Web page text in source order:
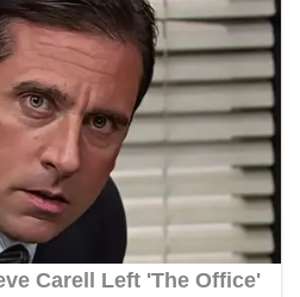
keamanan dan kenyamanan
tinggal, serta membuka ruang
agar warga dapat
maupun informasi terkait
di sekitar mereka.‎‎‎Salah satu
disampaikan dalam kegiatan
imbauan kepada warga untuk
Merah Putih secara penuh,
sebagai bentuk
rasa cinta tanah air
HUT Kemerdekaan RI.
bahwa pemasangan